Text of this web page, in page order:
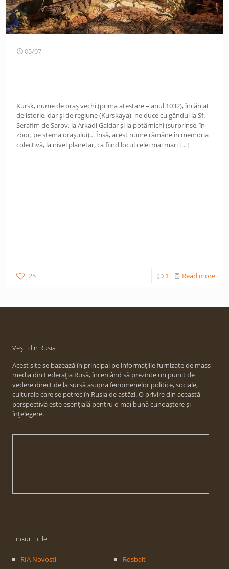
05/07
Kursk, nume de oraş vechi (prima atestare – anul 1032), încărcat
de istorie, dar şi de regiune (Kurskaya), ne duce cu gândul la Sf.
Serafim de Sarov, la Arkadi Gaidar şi la potârnichi (surprinse, în
zbor, pe stema oraşului)… Însă, acest nume rămâne în memoria
colectivă, la nivel planetar, ca fiind locul celei mai mari […]
25 1 Read more
Vești din Rusia
Acest site se bazează în principal pe informațiile furnizate de mass-
media din Federația Rusă, încercând să prezinte un punct de
vedere direct de la sursă asupra fenomenelor politice, sociale,
culturale care se petrec în Rusia de astăzi. O privire din această
perspectivă este esențială pentru o mai bună cunoaștere și
înțelegere.
Linkuri utile
RIA Novosti Rosbalt